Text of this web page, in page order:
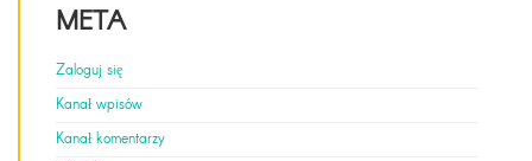
META
Zaloguj się
Kanał wpisów
Kanał komentarzy